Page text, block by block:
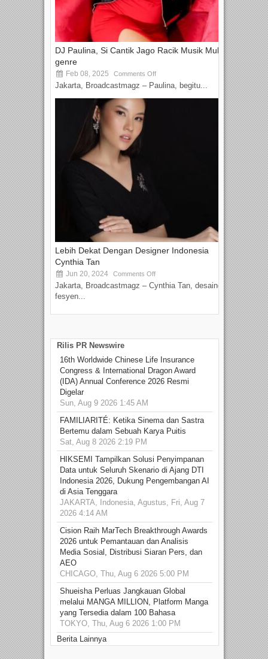
DJ Paulina, Si Cantik Jago Racik Musik Multi-
genre
Feb 08, 2025 Comments Off
Jakarta, Broadcastmagz – Paulina, begitu...
Lebih Dekat Dengan Designer Indonesia
Cynthia Tan
Jun 20, 2024 Comments Off
Jakarta, Broadcastmagz – Cynthia Tan, desainer
fesyen...
Rilis PR Newswire
16th Worldwide Chinese Life Insurance
Congress & International Dragon Award
(IDA) Annual Conference 2026 Resmi
Digelar
Sun, Aug 9 2026 1:45 AM
FAMILIARITÉ: Ketika Sinema dan Sastra
Bertemu dalam Sebuah Karya Puitis
Sat, Aug 8 2026 2:19 PM
HIKSEMI Tampilkan Solusi Penyimpanan
Data untuk Seluruh Skenario di Ajang DTI
Indonesia 2026, Dukung Pengembangan AI
di Asia Tenggara
JAKARTA, Indonesia, Agustus, Fri, Aug 7
2026 4:14 AM
Cision Raih MarTech Breakthrough Awards
2026 untuk Pemantauan dan Analisis
Media Sosial, Distribusi Siaran Pers, dan
AEO
CHICAGO, Thu, Aug 6 2026 5:00 PM
Shueisha Perluas Jangkauan Global
melalui MANGA MILLION, Platform Manga
yang Tersedia dalam 100 Bahasa
TOKYO, Thu, Aug 6 2026 1:00 PM
Berita Lainnya